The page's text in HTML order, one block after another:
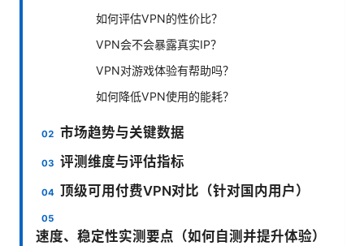
如何评估VPN的性价比？
VPN会不会暴露真实IP？
VPN对游戏体验有帮助吗？
如何降低VPN使用的能耗？
市场趋势与关键数据
评测维度与评估指标
顶级可用付费VPN对比（针对国内用户）
速度、稳定性实测要点（如何自测并提升体验）